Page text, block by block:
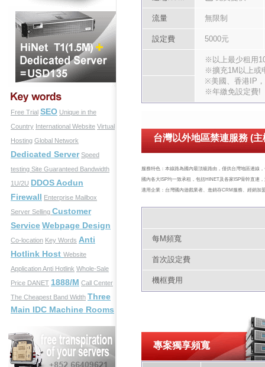
Free Trial SEO Unique in the
Country International Website Virtual
Hosting Global Network
Dedicated Server Speed
testing Site Guaranteed Bandwidth
1U/2U DDOS Aodun
Firewall Enterprise Mailbox
Server Selling Customer
ServiceWebpage Design
Co-location Key Words Anti
Hotlink Host Website
ApplicationAnti Hotlink Whole-Sale
Price DANET 1888/M Call Center
The Cheapest Band Width Three
Main IDC Machine Rooms
流量 無限制
設定費 5000元
※以上最少租用
※擴充1M以上或
※美國、香港IP
※年繳免設定費!
台灣以外地區禁連服務 (
服務特色：本線路為國內最頂級路由，僅供台灣地區連線
國內各大ISP均一致承租，包括HINET及各家ISP骨幹直連
適用企業：台灣國內遊戲業者、進銷存CRM服務、經銷加
每M頻寬
首次設定費
機框費用
專案獨享頻寬